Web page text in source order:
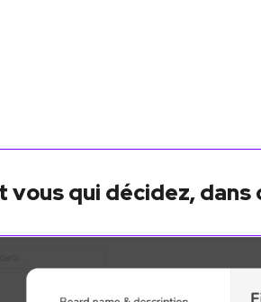
vous qui décidez,